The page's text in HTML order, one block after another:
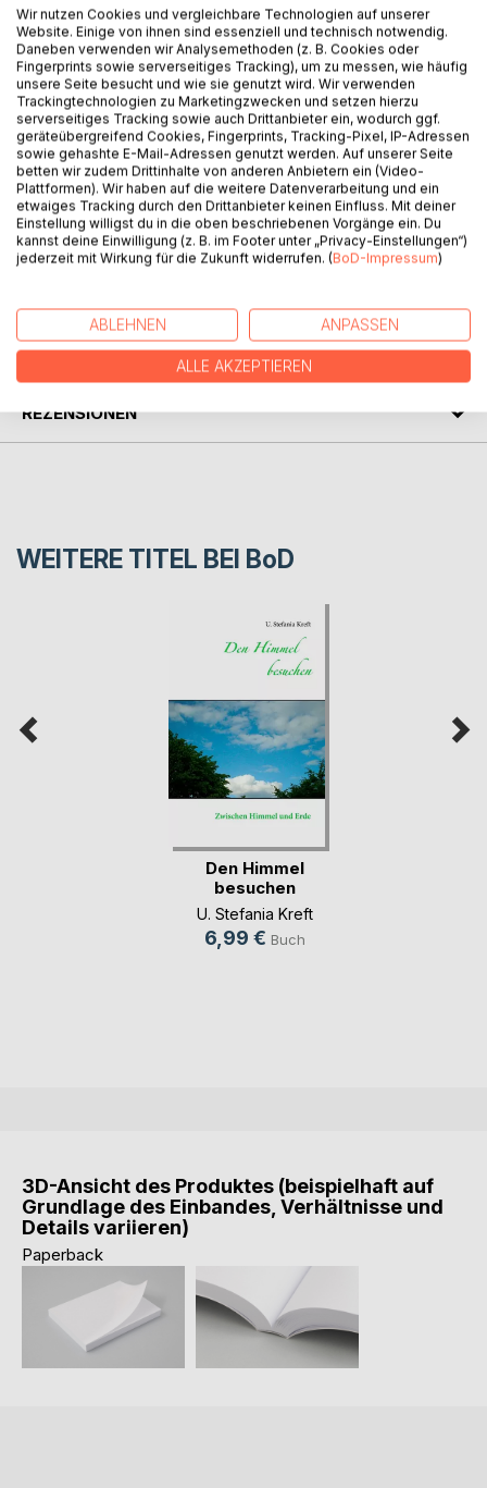
BESCHREIBUNG
Ich bin es, Kater Icey. Magst du mich auf meinen
Abenteuern begleiten. Meine Freunde Bienchen, Micky,
Tommy, Verbrecher und ich fahren mit einem Heißluftballon
um unsere anderen Freunde zu besuchen und ihnen eine
Überraschung zu machen.
Dabei werden wir selber tolle Überraschungen erleben. Wo
Tiere sind ist immer viel los. Wo Katzen sind ist noch mehr
los!
PRESSESTIMMEN
REZENSIONEN
WEITERE TITEL BEI BoD
Den Himmel
besuchen
U. Stefania Kreft
6,99 € Buch
3D-Ansicht des Produktes (beispielhaft auf
Grundlage des Einbandes, Verhältnisse und
Details variieren)
Paperback
Wir nutzen Cookies und vergleichbare Technologien auf unserer
Website. Einige von ihnen sind essenziell und technisch notwendig.
Daneben verwenden wir Analysemethoden (z. B. Cookies oder
Fingerprints sowie serverseitiges Tracking), um zu messen, wie häufig
unsere Seite besucht und wie sie genutzt wird. Wir verwenden
Trackingtechnologien zu Marketingzwecken und setzen hierzu
serverseitiges Tracking sowie auch Drittanbieter ein, wodurch ggf.
geräteübergreifend Cookies, Fingerprints, Tracking-Pixel, IP-Adressen
sowie gehashte E-Mail-Adressen genutzt werden. Auf unserer Seite
betten wir zudem Drittinhalte von anderen Anbietern ein (Video-
Plattformen). Wir haben auf die weitere Datenverarbeitung und ein
etwaiges Tracking durch den Drittanbieter keinen Einfluss. Mit deiner
Einstellung willigst du in die oben beschriebenen Vorgänge ein. Du
kannst deine Einwilligung (z. B. im Footer unter „Privacy-Einstellungen“)
jederzeit mit Wirkung für die Zukunft widerrufen. (BoD-Impressum)
ABLEHNEN ANPASSEN
ALLE AKZEPTIEREN